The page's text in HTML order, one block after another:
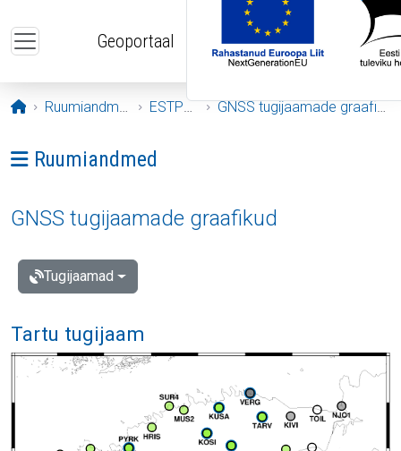
Geoportaal
Avaleht
Ruumiandmed ESTPOS GNSS tugijaamade graafikud
Ava menüü: Ruumiandmed
Ruumiandmed
GNSS tugijaamade graafikud
Tugijaamad
Tartu tugijaam